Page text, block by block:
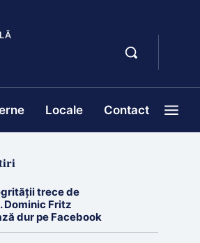
Locale Contact
trece de
Dominic Fritz
dur pe Facebook